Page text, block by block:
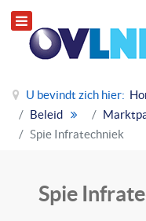
U bevindt zich hier:
Beleid
Spie Infratechniek
Spie